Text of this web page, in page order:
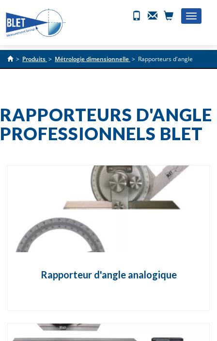
Toggle
> Produits > Métrologie dimensionnelle > Rapporteurs d'angle
RAPPORTEURS D'ANGLE
PROFESSIONNELS BLET
Rapporteur d'angle analogique